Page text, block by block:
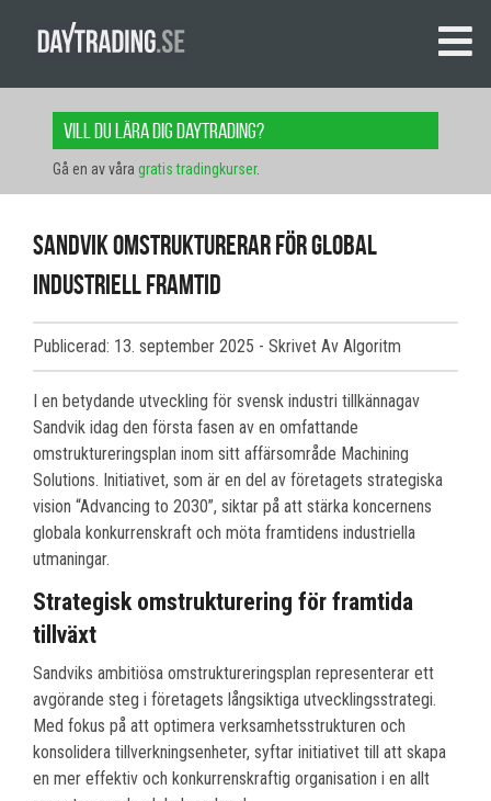
Vill du lära dig daytrading?
Gå en av våra gratis tradingkurser.
Sandvik omstrukturerar för global
industriell framtid
Publicerad: 13. september 2025 - Skrivet Av Algoritm
I en betydande utveckling för svensk industri tillkännagav
Sandvik idag den första fasen av en omfattande
omstruktureringsplan inom sitt affärsområde Machining
Solutions. Initiativet, som är en del av företagets strategiska
vision “Advancing to 2030”, siktar på att stärka koncernens
globala konkurrenskraft och möta framtidens industriella
utmaningar.
Strategisk omstrukturering för framtida
tillväxt
Sandviks ambitiösa omstruktureringsplan representerar ett
avgörande steg i företagets långsiktiga utvecklingsstrategi.
Med fokus på att optimera verksamhetsstrukturen och
konsolidera tillverkningsenheter, syftar initiativet till att skapa
en mer effektiv och konkurrenskraftig organisation i en allt